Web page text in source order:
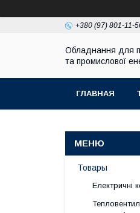
+380 (97) 801-11-
Обладнання для
та промислової
ГЛАВНАЯ
Товары
Електричні